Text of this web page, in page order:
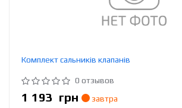
Комплект сальників клапанів
0 отзывов
1 193 грн
завтра